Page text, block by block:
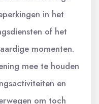
in het
of het
momenten.
mee te houden
en
om toch